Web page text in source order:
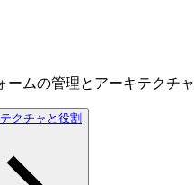
ームの管理とアーキテクチャ
クチャと役割